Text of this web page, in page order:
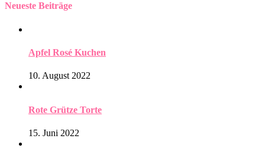
Neueste Beiträge
Apfel Rosé Kuchen
10. August 2022
Rote Grütze Torte
15. Juni 2022